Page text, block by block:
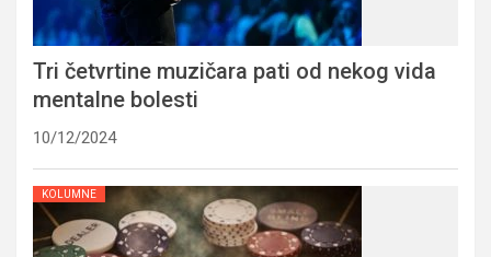
Tri četvrtine muzičara pati od nekog vida
mentalne bolesti
10/12/2024
KOLUMNE